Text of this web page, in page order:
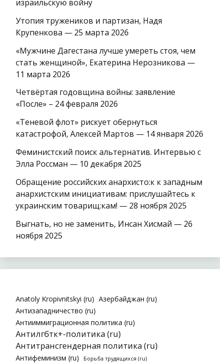
израильскую войну
Утопия тружеников и партизан, Надя
Крупенкова — 25 марта 2026
«Мужчине Дагестана лучше умереть стоя, чем
стать женщиной», Екатерина Нерозникова —
11 марта 2026
Четвёртая годовщина войны: заявление
«После» – 24 февраля 2026
«Теневой флот» рискует обернуться
катастрофой, Алексей Мартов — 14 января 2026
Феминистский поиск альтернатив. Интервью с
Элла Россман — 10 декабря 2025
Обращение российских анархисто:к к западным
анархистским инициативам: прислушайтесь к
украинским товарищ:кам! — 28 ноября 2025
Выгнать, но не заменить, Инсан Хисмай — 26
ноября 2025
Anatoly Kropivnitskyi (ru) Азербайджан (ru)
Антизападничество (ru)
Антииммиграционная политика (ru)
Антилгбтк+-политика (ru)
Антитрансгендерная политика (ru)
Антифеминизм (ru) Борьба трудящихся (ru)